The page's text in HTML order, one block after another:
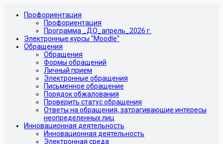
Профориентация
Профориентация
Программа _ДО_апрель_2026 г.
Электронные курсы "Moodle"
Обращения
Обращения
Формы обращений
Личный прием
Электронные обращения
Письменное обращение
Порядок обжалования
Проверить статус обращения
Ответы на обращения, затрагивающие интересы
неопределенных лиц
Инновационная деятельность
Инновационная деятельность
Электронная среда